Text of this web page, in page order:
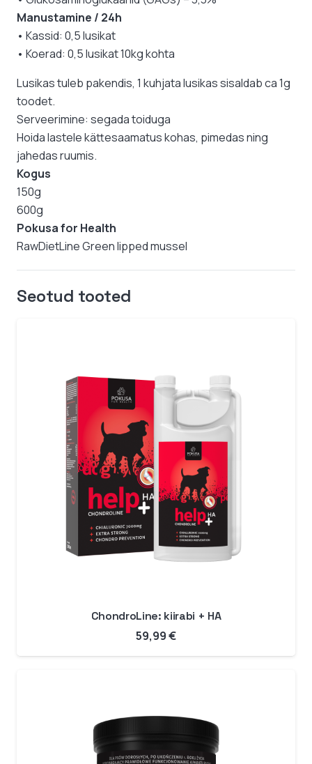
Manustamine / 24h
• Kassid: 0,5 lusikat
• Koerad: 0,5 lusikat 10kg kohta
Lusikas tuleb pakendis, 1 kuhjata lusikas sisaldab ca 1g
toodet.
Serveerimine: segada toiduga
Hoida lastele kättesaamatus kohas, pimedas ning
jahedas ruumis.
Kogus
150g
600g
Pokusa for Health
RawDietLine Green lipped mussel
Seotud tooted
ChondroLine: kiirabi + HA
59,99€